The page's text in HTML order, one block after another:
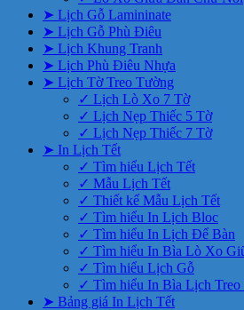
➤ Lịch Gỗ Lamininate
➤ Lịch Gỗ Phù Điêu
➤ Lịch Khung Tranh
➤ Lịch Phù Điêu Nhựa
➤ Lịch Tờ Treo Tường
✓ Lịch Lò Xo 7 Tờ
✓ Lịch Nẹp Thiếc 5 Tờ
✓ Lịch Nẹp Thiếc 7 Tờ
➤ In Lịch Tết
✓ Tìm hiểu Lịch Tết
✓ Mẫu Lịch Tết
✓ Thiết kế Mẫu Lịch Tết
✓ Tìm hiểu In Lịch Bloc
✓ Tìm hiểu In Lịch Để Bàn
✓ Tìm hiểu In Bìa Lò Xo
✓ Tìm hiểu Lịch Gỗ
✓ Tìm hiểu In Bìa Lịch Treo
➤ Bảng giá In Lịch Tết